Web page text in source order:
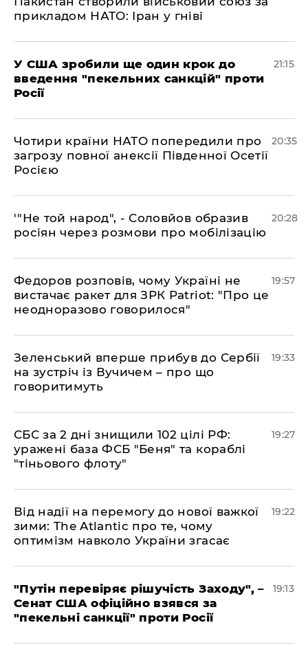
прикладом НАТО: Іран у гніві
​У США зробили ще один крок до
введення "пекельних санкцій" проти
Росії
21:15
​Чотири країни НАТО попередили про
загрозу повної анексії Південної Осетії
Росією
20:35
​'"Не той народ", - Соловйов образив
росіян через розмови про мобілізацію
20:28
​Федоров розповів, чому Україні не
вистачає ракет для ЗРК Patriot: "Про це
неодноразово говорилося"
19:57
​Зеленський вперше прибув до Сербії
на зустріч із Вучичем – про що
говоритимуть
19:33
​СБС за 2 дні знищили 102 цілі РФ:
уражені база ФСБ "Беня" та кораблі
"тіньового флоту"
19:27
​Від надії на перемогу до нової важкої
зими: The Atlantic про те, чому
оптимізм навколо України згасає
19:22
​"Путін перевіряє рішучість Заходу", –
Сенат США офіційно взявся за
"пекельні санкції" проти Росії
19:13